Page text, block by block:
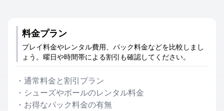
料金プラン
プレイ料金やレンタル費用、パック料金などを比較しまし
ょう。曜日や時間帯による割引も確認してください。
・ 通常料金と割引プラン
・ シューズやボールのレンタル料金
・ お得なパック料金の有無